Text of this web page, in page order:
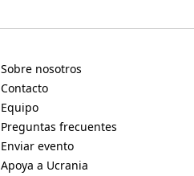
Sobre nosotros
Contacto
Equipo
Preguntas frecuentes
Enviar evento
Apoya a Ucrania